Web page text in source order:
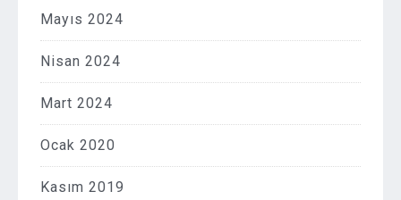
Mayıs 2024
Nisan 2024
Mart 2024
Ocak 2020
Kasım 2019